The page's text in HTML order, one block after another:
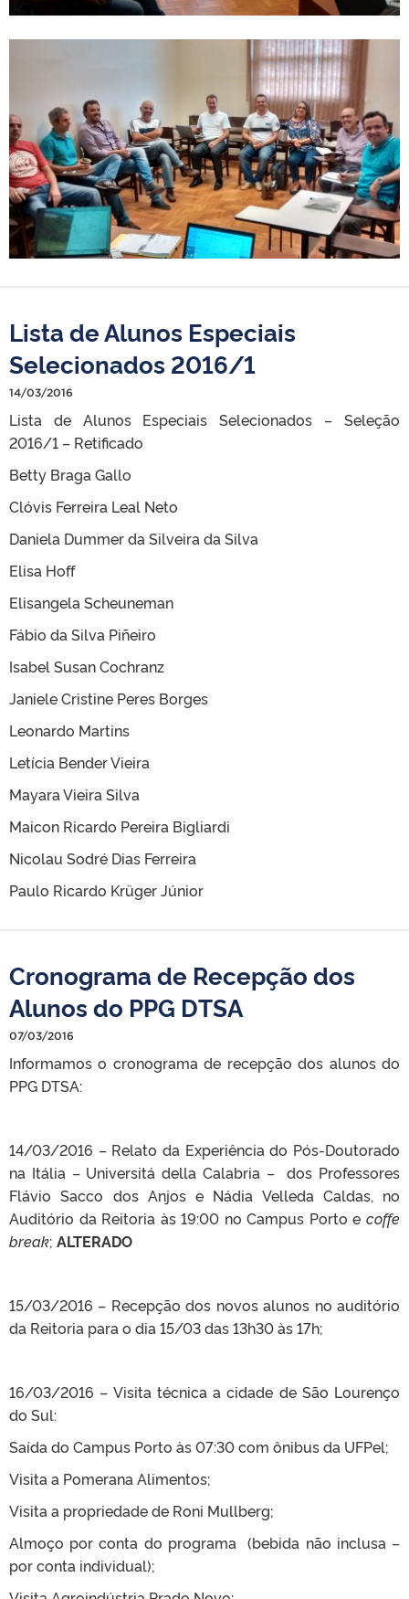
Lista de Alunos Especiais
Selecionados 2016/1
14/03/2016
Lista de Alunos Especiais Selecionados – Seleção
2016/1 – Retificado
Betty Braga Gallo
Clóvis Ferreira Leal Neto
Daniela Dummer da Silveira da Silva
Elisa Hoff
Elisangela Scheuneman
Fábio da Silva Piñeiro
Isabel Susan Cochranz
Janiele Cristine Peres Borges
Leonardo Martins
Letícia Bender Vieira
Mayara Vieira Silva
Maicon Ricardo Pereira Bigliardi
Nicolau Sodré Dias Ferreira
Paulo Ricardo Krüger Júnior
Cronograma de Recepção dos
Alunos do PPG DTSA
07/03/2016
Informamos o cronograma de recepção dos alunos do
PPG DTSA:
14/03/2016 – Relato da Experiência do Pós-Doutorado
na Itália – Universitá della Calabria – dos Professores
Flávio Sacco dos Anjos e Nádia Velleda Caldas, no
Auditório da Reitoria às 19:00 no Campus Porto e coffe
break; ALTERADO
15/03/2016 – Recepção dos novos alunos no auditório
da Reitoria para o dia 15/03 das 13h30 às 17h;
16/03/2016 – Visita técnica a cidade de São Lourenço
do Sul:
Saída do Campus Porto às 07:30 com ônibus da UFPel;
Visita a Pomerana Alimentos;
Visita a propriedade de Roni Mullberg;
Almoço por conta do programa (bebida não inclusa –
por conta individual);